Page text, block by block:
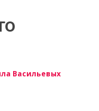
Васильевых